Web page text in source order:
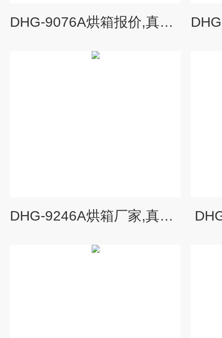
DHG-9076A烘箱报价,真空烘箱
DHG-9246A烘箱厂家,真空烘箱